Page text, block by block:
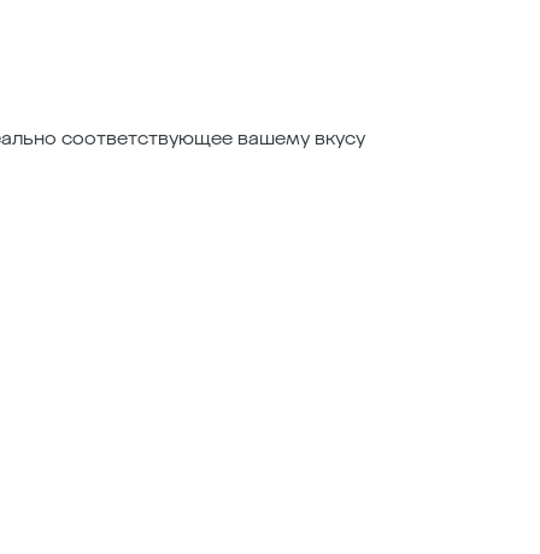
соответствующее вашему вкусу